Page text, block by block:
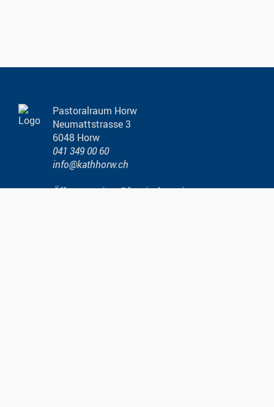
Pastoralraum Horw
Neumattstrasse 3
6048 Horw
041 349 00 60
info@kathhorw.ch
Öffnungszeiten Pfarreisekretariat